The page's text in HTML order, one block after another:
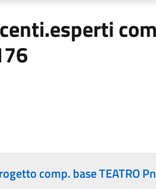
comp. base TEATRO